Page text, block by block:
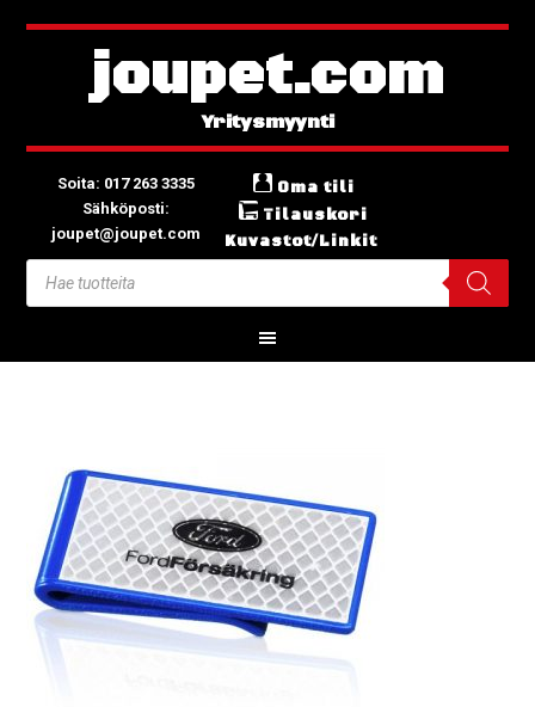
joupet.com
Soita: 017 263 3335
Sähköposti:
joupet@joupet.com
Oma tili
Tilauskori
Kuvastot/Linkit